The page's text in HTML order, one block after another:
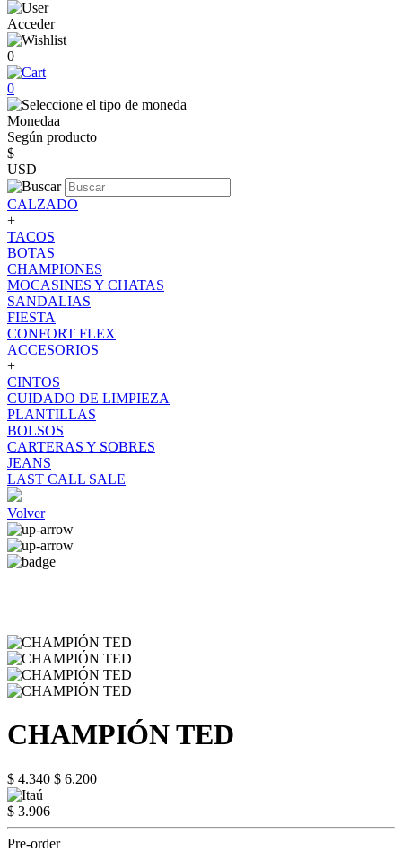
Acceder
0
0
Monedaa
Según producto
$
USD
CALZADO
+
TACOS
BOTAS
CHAMPIONES
MOCASINES Y CHATAS
SANDALIAS
FIESTA
CONFORT FLEX
ACCESORIOS
+
CINTOS
CUIDADO DE LIMPIEZA
PLANTILLAS
BOLSOS
CARTERAS Y SOBRES
JEANS
LAST CALL SALE
Volver
CHAMPIÓN TED
$ 4.340 $ 6.200
$ 3.906
Pre-order